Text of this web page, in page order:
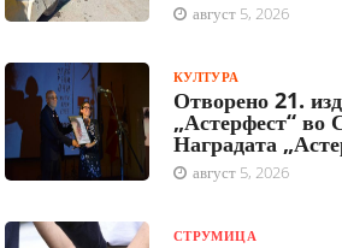
август 5, 2026
КУЛТУРА
Отворено 21.
„Астерфест“ во
Наградата
август 5, 2026
СТРУМИЦА